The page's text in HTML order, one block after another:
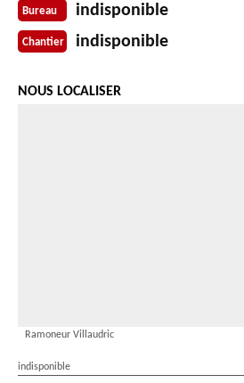
Bureau indisponible
Chantier indisponible
NOUS LOCALISER
Ramoneur Villaudric
indisponible